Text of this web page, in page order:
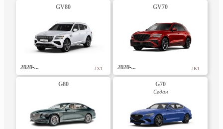
GV80
2020-... JX1
GV70
2020-... JK1
G80 G70
Седан